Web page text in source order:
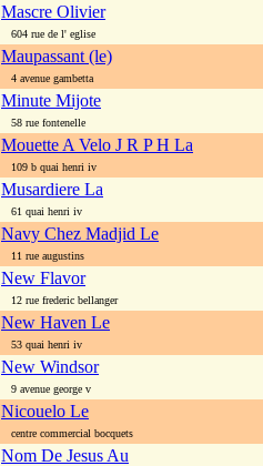
Mascre Olivier
604 rue de l' eglise
Maupassant (le)
4 avenue gambetta
Minute Mijote
58 rue fontenelle
Mouette A Velo J R P H La
109 b quai henri iv
Musardiere La
61 quai henri iv
Navy Chez Madjid Le
11 rue augustins
New Flavor
12 rue frederic bellanger
New Haven Le
53 quai henri iv
New Windsor
9 avenue george v
Nicouelo Le
centre commercial bocquets
Nom De Jesus Au